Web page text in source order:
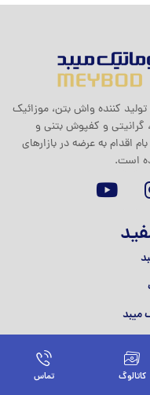
کننده واش بتن، موزائیک
گرانیتی و کفپوش بتنی و
اقدام به عرضه در بازارهای
است.
میبد
کاتالوگ تماس